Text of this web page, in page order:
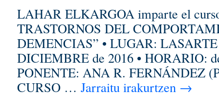
LAHAR ELKARGOA imparte el
TRASTORNOS DEL
DEMENCIAS” • LUGAR:
DICIEMBRE de 2016 • HORARIO:
PONENTE: ANA R. FERNÁNDEZ
CURSO … Jarraitu irakurtzen →